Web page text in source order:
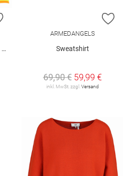
ZUR WUNSCHLISTE HINZUFÜGEN
ARMEDANGELS
Sweatshirt
69,90 € 59,99 €
inkl. MwSt. zzgl.Versand